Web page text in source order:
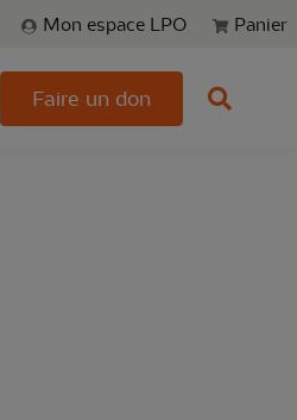
Mon espace LPO Panier
Faire un don